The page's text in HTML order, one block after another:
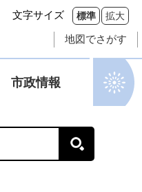
文字サイズ 標準 拡大
地図でさがす
市政情報